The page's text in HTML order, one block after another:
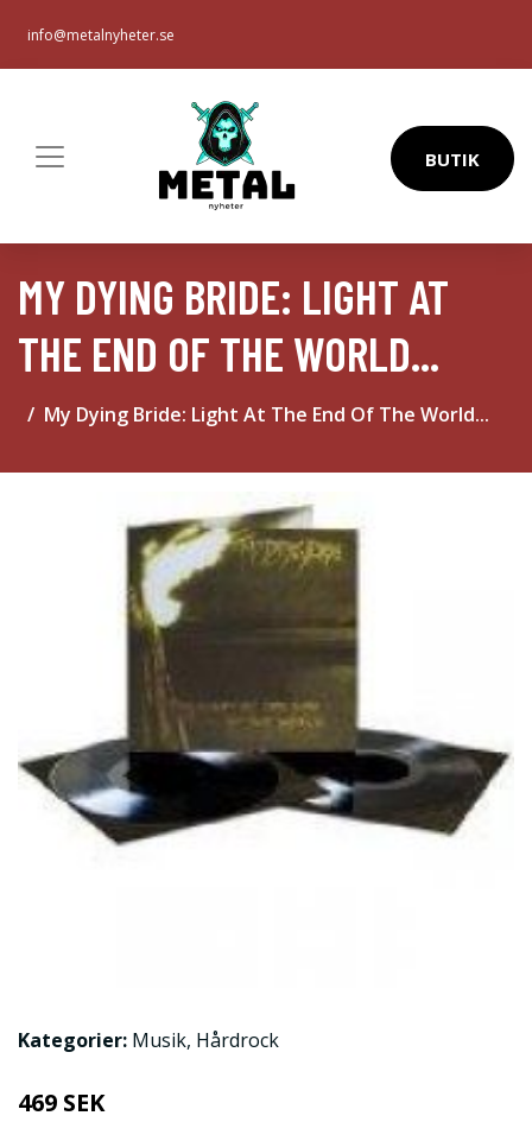
info@metalnyheter.se
BUTIK
MY DYING BRIDE: LIGHT AT
THE END OF THE WORLD...
My Dying Bride: Light At The End Of The World...
Kategorier: Musik, Hårdrock
469 SEK